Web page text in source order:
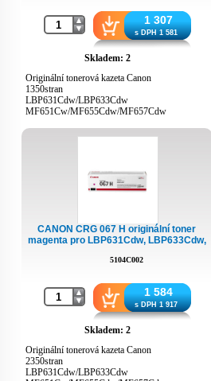
1 307
s DPH 1 581
Skladem: 2
Originální tonerová kazeta Canon
1350stran
LBP631Cdw/LBP633Cdw
MF651Cw/MF655Cdw/MF657Cdw
CANON CRG 067 H originální toner
magenta pro LBP631Cdw, LBP633Cdw,
5104C002
1 584
s DPH 1 917
Skladem: 2
Originální tonerová kazeta Canon
2350stran
LBP631Cdw/LBP633Cdw